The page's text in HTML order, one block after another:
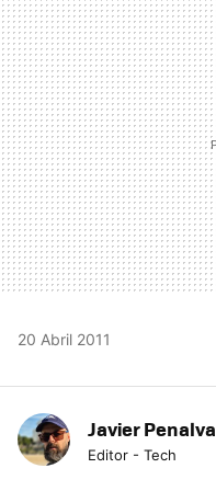
MAIL
20 Abril 2011
Javier Penalva
Editor - Tech